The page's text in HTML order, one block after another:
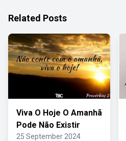
Related Posts
Viva O Hoje O Amanhã
Pode Não Existir
25 September 2024